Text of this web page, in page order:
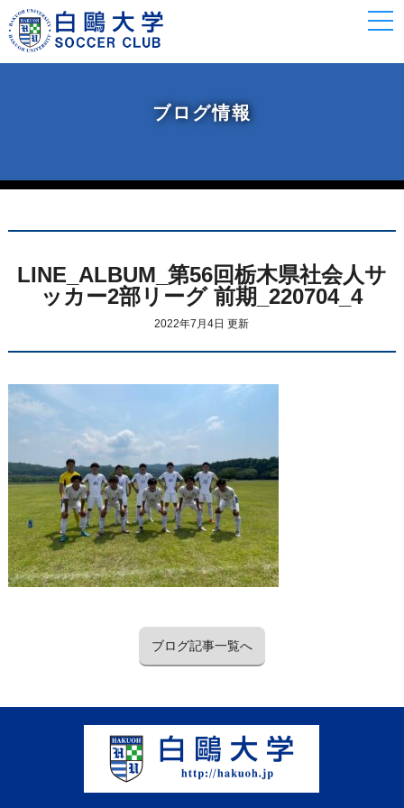
ブログ情報
LINE_ALBUM_第56回栃木県社会人サ
ッカー2部リーグ 前期_220704_4
2022年7月4日 更新
ブログ記事一覧へ